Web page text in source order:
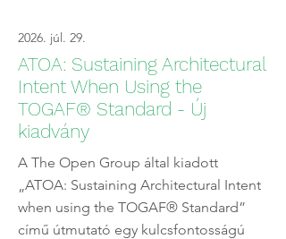
2026. júl. 29.
ATOA: Sustaining Architectural
Intent When Using the
TOGAF® Standard - Új
kiadvány
A The Open Group által kiadott
„ATOA: Sustaining Architectural Intent
when using the TOGAF® Standard”
című útmutató egy kulcsfontosságú